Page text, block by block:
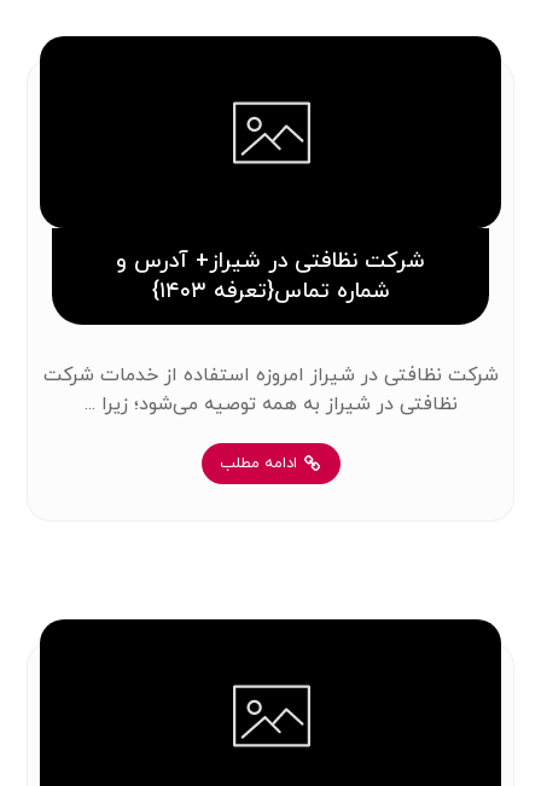
شرکت نظافتی در شیراز+ آدرس و
شماره تماس{تعرفه ۱۴۰۳}
شرکت نظافتی در شیراز امروزه استفاده از خدمات شرکت
نظافتی در شیراز به همه توصیه می‌شود؛ زیرا ...
ادامه مطلب